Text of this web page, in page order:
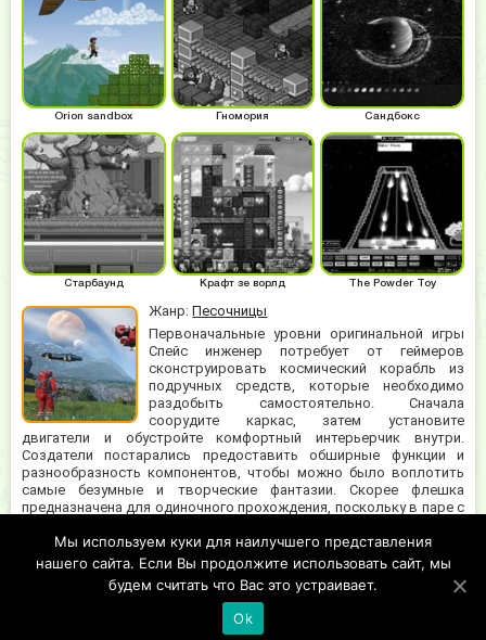
Жанр:Песочницы
Первоначальные уровни оригинальной игры
Спейс инженер потребует от геймеров
сконструировать космический корабль из
подручных средств, которые необходимо
раздобыть самостоятельно. Сначала
соорудите каркас, затем установите
двигатели и обустройте комфортный интерьерчик внутри.
Создатели постарались предоставить обширные функции и
разнообразность компонентов, чтобы можно было воплотить
самые безумные и творческие фантазии. Скорее флешка
предназначена для одиночного прохождения, поскольку в паре с
русском позволяет не сталкиваться с недопониманием
интерфейса и позволит разобраться с подробностями
смешивания ингредиентов и их предназначением.
Orion sandbox Гномория Сандбокс
Старбаунд Крафт зе ворлд The Powder Toy
Мы используем куки для наилучшего представления
нашего сайта. Если Вы продолжите использовать сайт, мы
будем считать что Вас это устраивает.
Ok